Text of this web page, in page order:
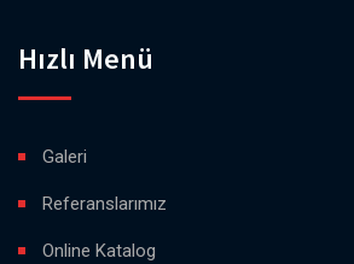
Hızlı Menü
Galeri
Referanslarımız
Online Katalog